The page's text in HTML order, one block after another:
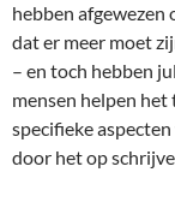
hebben afgewezen
dat er meer moet
– en toch hebben
mensen helpen
specifieke
door het op